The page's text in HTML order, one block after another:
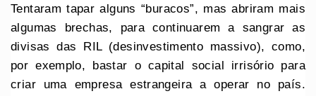
Tentaram tapar alguns “buracos”, mas abriram mais
algumas brechas, para continuarem a sangrar as
divisas das RIL (desinvestimento massivo), como,
por exemplo, bastar o capital social irrisório para
criar uma empresa estrangeira a operar no país.